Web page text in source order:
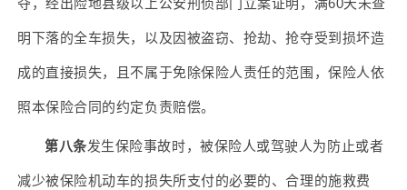
夺，经出险地县级以上公安刑侦部门立案证明，满60天未查
明下落的全车损失，以及因被盗窃、抢劫、抢夺受到损坏造
成的直接损失，且不属于免除保险人责任的范围，保险人依
照本保险合同的约定负责赔偿。
第八条发生保险事故时，被保险人或驾驶人为防止或者
减少被保险机动车的损失所支付的必要的、合理的施救费